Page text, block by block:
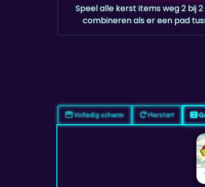
Speel alle kerst items weg 2 bij
combineren als er een pad
Volledig scherm Herstart